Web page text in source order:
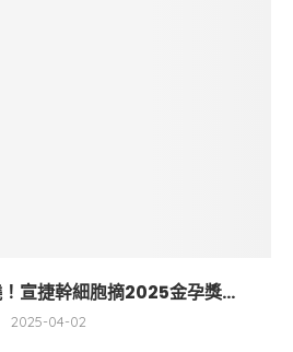
宣捷幹細胞摘2025金孕獎...
2025-04-02